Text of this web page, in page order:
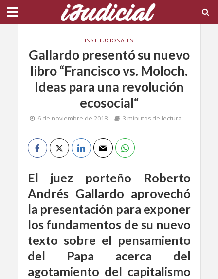
INSTITUCIONALES
Gallardo presentó su nuevo
libro “Francisco vs. Moloch.
Ideas para una revolución
ecosocial“
6 de noviembre de 2018 3 minutos de lectura
El juez porteño Roberto
Andrés Gallardo aprovechó
la presentación para exponer
los fundamentos de su nuevo
texto sobre el pensamiento
del Papa acerca del
agotamiento del capitalismo